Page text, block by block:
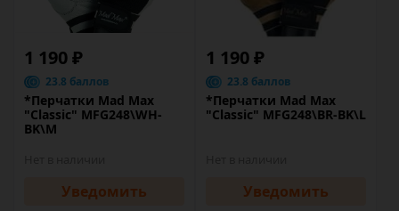
1 190 ₽
23.8 баллов
*Перчатки Mad Max
"Classic" MFG248\WH-
BK\M
Уведомить
1 190 ₽
23.8 баллов
*Перчатки Mad Max
"Classic" MFG248\BR-BK\L
Уведомить